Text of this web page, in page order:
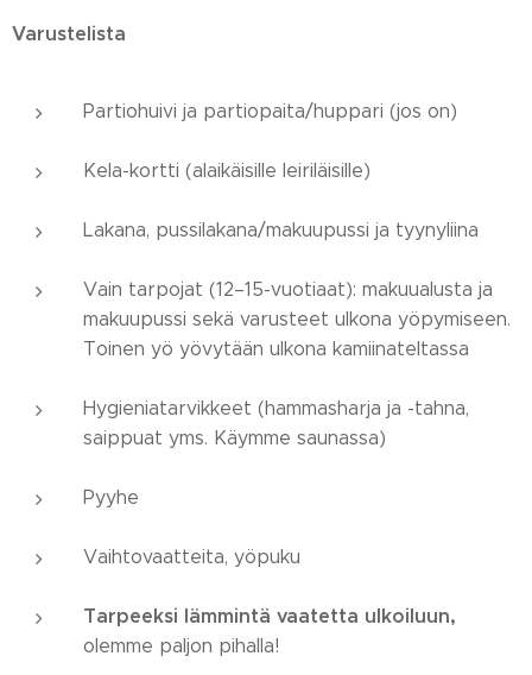
Varustelista
Partiohuivi ja partiopaita/huppari (jos on)
Kela-kortti (alaikäisille leiriläisille)
Lakana, pussilakana/makuupussi ja tyynyliina
Vain tarpojat (12–15-vuotiaat): makuualusta ja
makuupussi sekä varusteet ulkona yöpymiseen.
Toinen yö yövytään ulkona kamiinateltassa
Hygieniatarvikkeet (hammasharja ja -tahna,
saippuat yms. Käymme saunassa)
Pyyhe
Vaihtovaatteita, yöpuku
Tarpeeksi lämmintä vaatetta ulkoiluun,
olemme paljon pihalla!